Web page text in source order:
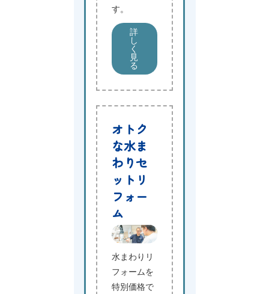
す。
詳
し
く
見
る
オトク
な水ま
わりセ
ットリ
フォー
ム
水まわりリ
フォームを
特別価格で